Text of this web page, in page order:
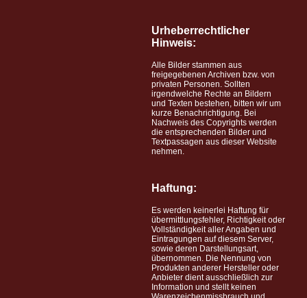
Urheberrechtlicher
Hinweis:
Alle Bilder stammen aus
freigegebenen Archiven bzw. von
privaten Personen. Sollten
irgendwelche Rechte an Bildern
und Texten bestehen, bitten wir um
kurze Benachrichtigung. Bei
Nachweis des Copyrights werden
die entsprechenden Bilder und
Textpassagen aus dieser Website
nehmen.
Haftung:
Es werden keinerlei Haftung für
übermittlungsfehler, Richtigkeit oder
Vollständigkeit aller Angaben und
Eintragungen auf diesem Server,
sowie deren Darstellungsart,
übernommen. Die Nennung von
Produkten anderer Hersteller oder
Anbieter dient ausschließlich zur
Information und stellt keinen